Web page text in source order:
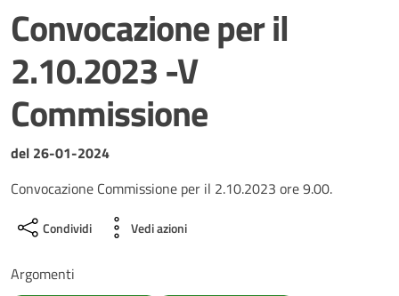
Convocazione per il
2.10.2023 -V
Commissione
Dettagli del documento
del 26-01-2024
Convocazione Commissione per il 2.10.2023 ore 9.00.
Condividi Vedi azioni
Argomenti